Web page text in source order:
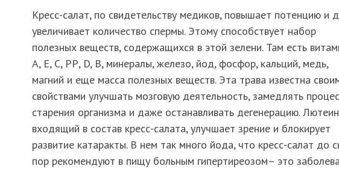
Кресс-салат, по свидетельству медиков, повышает потенцию и
увеличивает количество спермы. Этому способствует набор
полезных веществ, содержащихся в этой зелени. Там есть
А, Е, С, РР, D, В, минералы, железо, йод, фосфор, кальций, медь,
магний и еще масса полезных веществ. Эта трава известна
свойствами улучшать мозговую деятельность, замедлять
старения организма и даже останавливать дегенерацию.
входящий в состав кресс-салата, улучшает зрение и блокирует
развитие катаракты. В нем так много йода, что кресс-салат до
пор рекомендуют в пищу больным гипертиреозом– это